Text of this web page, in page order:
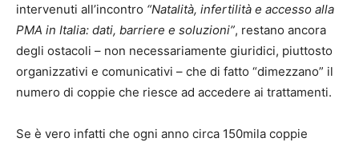
intervenuti all’incontro “Natalità, infertilità e accesso alla
PMA in Italia: dati, barriere e soluzioni”, restano ancora
degli ostacoli – non necessariamente giuridici, piuttosto
organizzativi e comunicativi – che di fatto “dimezzano” il
numero di coppie che riesce ad accedere ai trattamenti.
Se è vero infatti che ogni anno circa 150mila coppie